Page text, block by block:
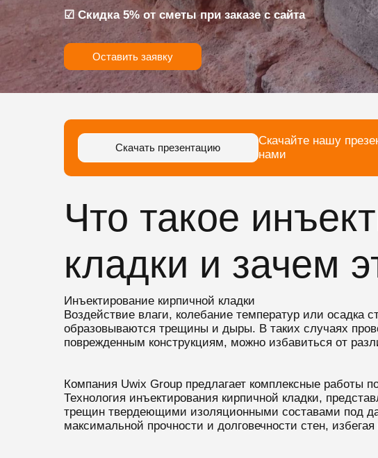
☑ Скидка 5% от сметы при заказе с сайта
Оставить заявку
Скачать презентацию
Скачайте нашу
нами
Что такое
кладки и зачем
Инъектирование кирпичной кладки
Воздействие влаги, колебание температур или осадка
образовываются трещины и дыры. В таких случаях
поврежденным конструкциям, можно избавиться от
Компания Uwix Group предлагает комплексные работы
Технология инъектирования кирпичной кладки,
трещин твердеющими изоляционными составами под
максимальной прочности и долговечности стен,